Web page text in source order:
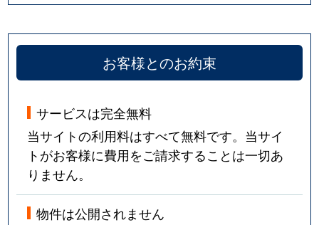
お客様とのお約束
サービスは完全無料
当サイトの利用料はすべて無料です。当サイ
トがお客様に費用をご請求することは一切あ
りません。
物件は公開されません